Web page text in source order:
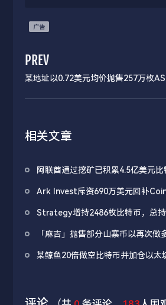
PREV
某地址以0.72美元均价抛售257万枚
相关文章
阿联酋通过挖矿已积累4.5亿美元比
Ark Invest斥资690万美元回补
Strategy增持2486枚比特币，总
「麻吉」抛售部分山寨币以再次做
某鲸鱼20倍做空比特币并加仓以太